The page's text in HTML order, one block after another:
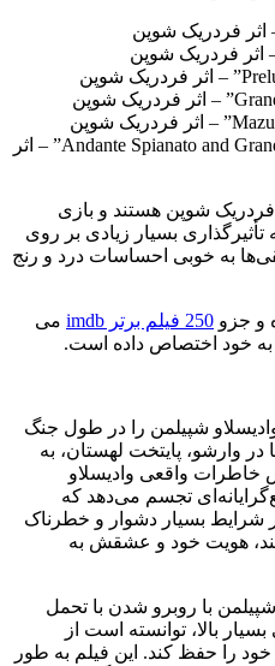
6. “Andante Spianato and Grande Polonaise Brillante, Op. 22” – اثر
شوپن هستند و بازی
تأثیرگذاری بسیار زیادی بر روی
به خوبی احساسات درد و رنج
250 فیلم برتر imdb
می
شپیلمن را در طول جنگ
وارشو، پایتخت لهستان، به
خاطرات واقعی وادیسلاو
تجسم می‌دهد که
شرایط بسیار دشوار و خطرناک
هویت خود و عشقش به
با روبرو شدن با تحمل
بالا، توانسته است از
را حفظ کند. این فیلم به طور